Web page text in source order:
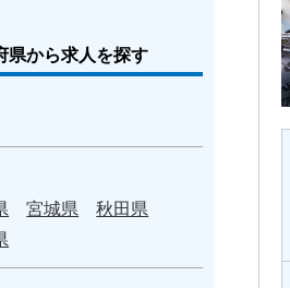
県から求人を探す
宮城県
秋田県